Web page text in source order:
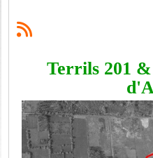
Terrils 201 &